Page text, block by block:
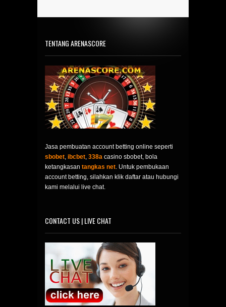
TENTANG ARENASCORE
Jasa pembuatan account betting online seperti
sbobet, ibcbet, 338a casino sbobet, bola
ketangkasan tangkas net. Untuk pembukaan
account betting, silahkan klik daftar atau hubungi
kami melalui live chat.
CONTACT US | LIVE CHAT